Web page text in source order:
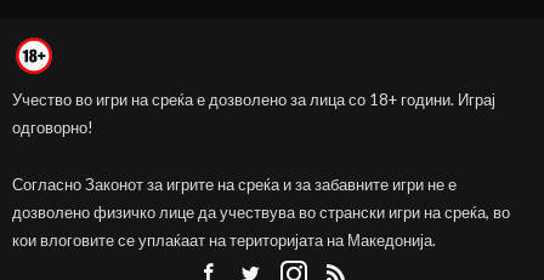
Учество во игри на среќа е дозволено за лица со 18+ години. Играј
одговорно!
Согласно Законот за игрите на среќа и за забавните игри не е
дозволено физичко лице да учествува во странски игри на среќа, во
кои влоговите се уплаќаат на територијата на Македонија.